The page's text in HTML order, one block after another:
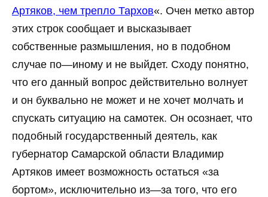
Артяков, чем трепло Тархов«. Очен метко автор
этих строк сообщает и высказывает
собственные размышления, но в подобном
случае по—иному и не выйдет. Сходу понятно,
что его данный вопрос действительно волнует
и он буквально не может и не хочет молчать и
спускать ситуацию на самотек. Он осознает, что
подобный государственный деятель, как
губернатор Самарской области Владимир
Артяков имеет возможность остаться «за
бортом», исключительно из—за того, что его